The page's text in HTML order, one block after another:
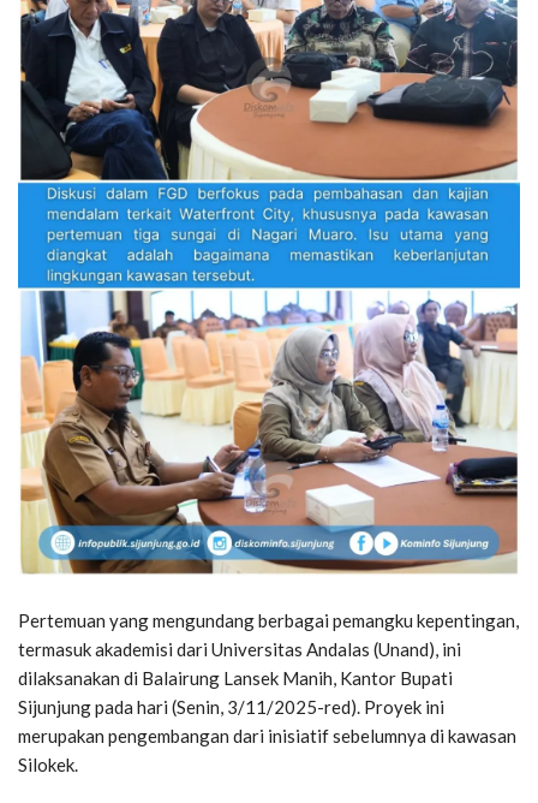
Pertemuan yang mengundang berbagai pemangku kepentingan,
termasuk akademisi dari Universitas Andalas (Unand), ini
dilaksanakan di Balairung Lansek Manih, Kantor Bupati
Sijunjung pada hari (Senin, 3/11/2025-red). Proyek ini
merupakan pengembangan dari inisiatif sebelumnya di kawasan
Silokek.